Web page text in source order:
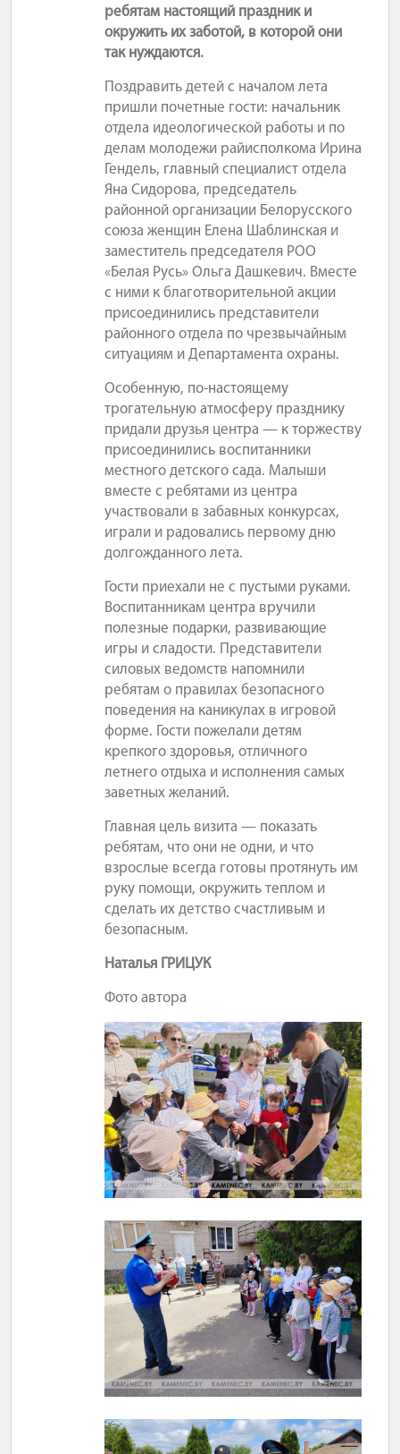
ребятам настоящий праздник и
окружить их заботой, в которой они
так нуждаются.
Поздравить детей с началом лета
пришли почетные гости: начальник
отдела идеологической работы и по
делам молодежи райисполкома Ирина
Гендель, главный специалист отдела
Яна Сидорова, председатель
районной организации Белорусского
союза женщин Елена Шаблинская и
заместитель председателя РОО
«Белая Русь» Ольга Дашкевич. Вместе
с ними к благотворительной акции
присоединились представители
районного отдела по чрезвычайным
ситуациям и Департамента охраны.
Особенную, по-настоящему
трогательную атмосферу празднику
придали друзья центра — к торжеству
присоединились воспитанники
местного детского сада. Малыши
вместе с ребятами из центра
участвовали в забавных конкурсах,
играли и радовались первому дню
долгожданного лета.
Гости приехали не с пустыми руками.
Воспитанникам центра вручили
полезные подарки, развивающие
игры и сладости. Представители
силовых ведомств напомнили
ребятам о правилах безопасного
поведения на каникулах в игровой
форме. Гости пожелали детям
крепкого здоровья, отличного
летнего отдыха и исполнения самых
заветных желаний.
Главная цель визита — показать
ребятам, что они не одни, и что
взрослые всегда готовы протянуть им
руку помощи, окружить теплом и
сделать их детство счастливым и
безопасным.
Наталья ГРИЦУК
Фото автора